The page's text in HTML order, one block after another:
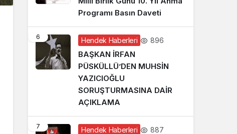
Programı Basın Daveti
6 Hendek Haberleri 896
BAŞKAN İRFAN
PÜSKÜLLÜ’DEN MUHSİN
YAZICIOĞLU
SORUŞTURMASINA DAİR
AÇIKLAMA
7 Hendek Haberleri 887